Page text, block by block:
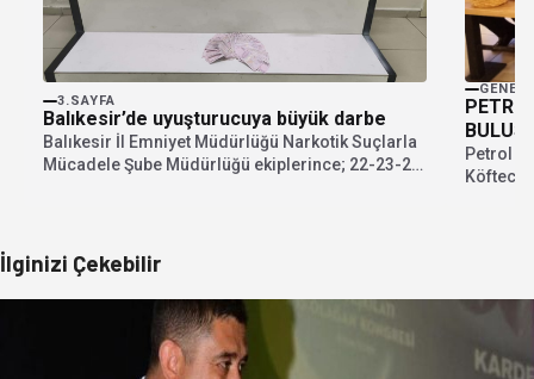
3.SAYFA
Balıkesir’de uyuşturucuya büyük darbe
Balıkesir İl Emniyet Müdürlüğü Narkotik Suçlarla
Mücadele Şube Müdürlüğü ekiplerince; 22-23-24
GENEL
Petrol İş
Köfteci
İlginizi Çekebilir